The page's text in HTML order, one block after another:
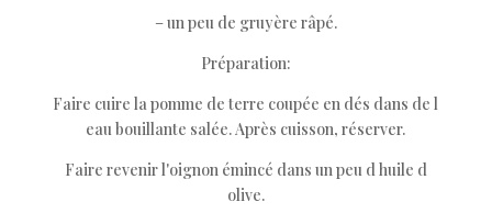
– un peu de gruyère râpé.
Préparation:
Faire cuire la pomme de terre coupée en dés dans de l
eau bouillante salée. Après cuisson, réserver.
Faire revenir l'oignon émincé dans un peu d huile d
olive.